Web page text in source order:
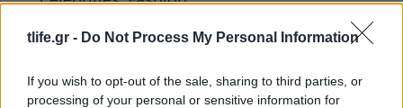
tlife.gr - Do Not Process My Personal Information
If you wish to opt-out of the sale, sharing to third parties, or
processing of your personal or sensitive information for
Janes από τη συλλογή Chanel Cruise 2027
με denim κοστούμι και έκανε την πιο
κομψή εμφάνιση